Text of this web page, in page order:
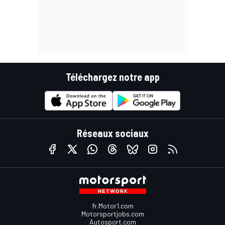
Téléchargez notre app
Réseaux sociaux
fr.Motor1.com
Motorsportjobs.com
Autosport.com